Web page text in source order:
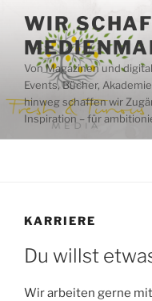
Inhalt
springen
WIR
Von Magazinen und
Events, Bücher,
hinweg schaffen wir
Inspiration – für
KARRIERE
Du willst
Wir arbeiten gerne